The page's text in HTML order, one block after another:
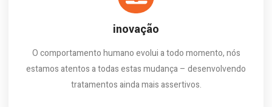
inovação
O comportamento humano evolui a todo momento, nós
estamos atentos a todas estas mudança – desenvolvendo
tratamentos ainda mais assertivos.